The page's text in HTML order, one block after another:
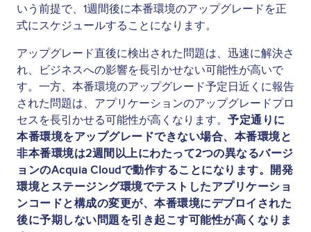
いう前提で、1週間後に本番環境のアップグレードを正
式にスケジュールすることになります。
アップグレード直後に検出された問題は、迅速に解決さ
れ、ビジネスへの影響を長引かせない可能性が高いで
す。一方、本番環境のアップグレード予定日近くに報告
された問題は、アプリケーションのアップグレードプロ
セスを長引かせる可能性が高くなります。 予定通りに
本番環境をアップグレードできない場合、本番環境と
非本番環境は2週間以上にわたって2つの異なるバージ
ョンのAcquia Cloudで動作することになります。開発
環境とステージング環境でテストしたアプリケーショ
ンコードと構成の変更が、本番環境にデプロイされた
後に予期しない問題を引き起こす可能性が高くなりま